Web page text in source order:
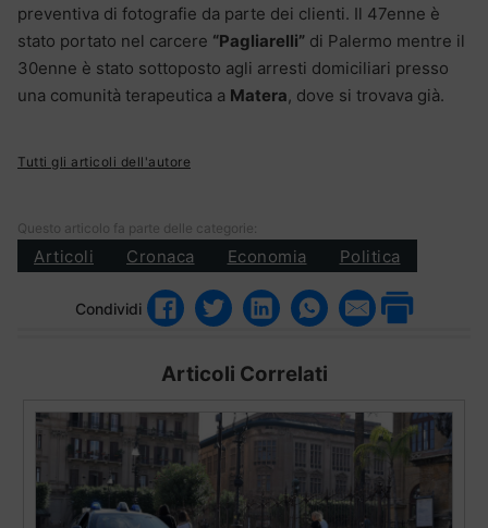
preventiva di fotografie da parte dei clienti. Il 47enne è
stato portato nel carcere “Pagliarelli” di Palermo mentre il
30enne è stato sottoposto agli arresti domiciliari presso
una comunità terapeutica a Matera, dove si trovava già.
Tutti gli articoli dell'autore
Questo articolo fa parte delle categorie:
Articoli Cronaca Economia Politica
Condividi
Articoli Correlati